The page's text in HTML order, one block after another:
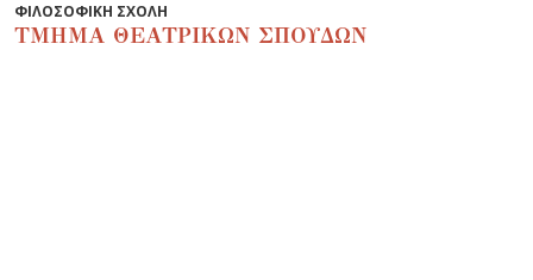
ΦΙΛΟΣΟΦΙΚΗ ΣΧΟΛΗ
ΤΜΗΜΑ ΘΕΑΤΡΙΚΩΝ ΣΠΟΥΔΩΝ